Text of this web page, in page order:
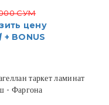
СУМ
цену
+ BONUS